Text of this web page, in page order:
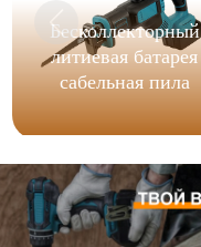
Бесколлекторный
литиевая батарея
сабельная пила